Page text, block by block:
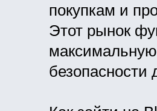
покупкам и
Этот рынок
безопасности